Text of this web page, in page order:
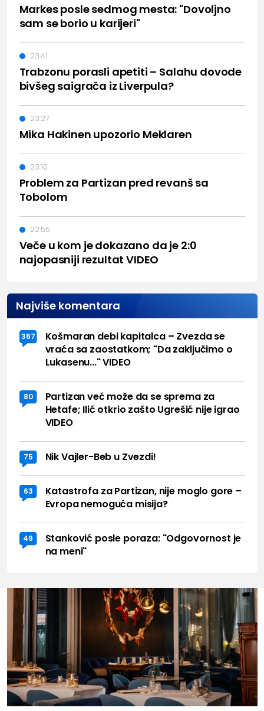
Markes posle sedmog mesta: "Dovoljno
sam se borio u karijeri"
Trabzonu porasli apetiti – Salahu dovode
bivšeg saigrača iz Liverpula?
23:41
Mika Hakinen upozorio Meklaren
23:27
Problem za Partizan pred revanš sa
Tobolom
23:10
Veče u kom je dokazano da je 2:0
najopasniji rezultat VIDEO
22:55
Najviše komentara
367
Košmaran debi kapitalca – Zvezda se
vraća sa zaostatkom; "Da zaključimo o
Lukasenu..." VIDEO
80
Partizan već može da se sprema za
Hetafe; Ilić otkrio zašto Ugrešić nije igrao
VIDEO
75 Nik Vajler-Beb u Zvezdi!
63
Katastrofa za Partizan, nije moglo gore –
Evropa nemoguća misija?
49
Stanković posle poraza: "Odgovornost je
na meni"